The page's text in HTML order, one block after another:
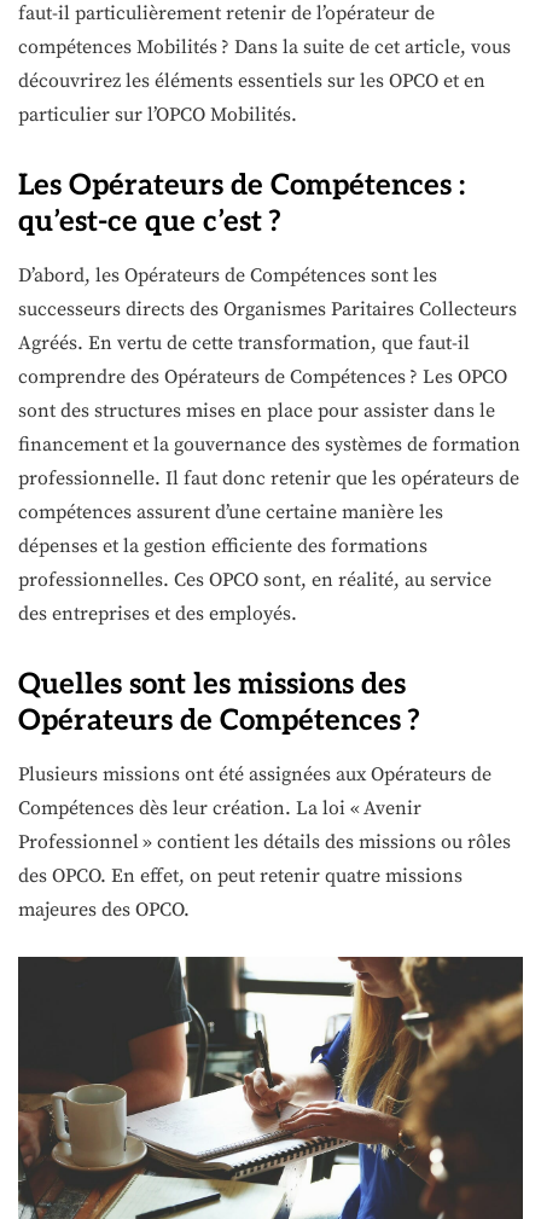
faut-il particulièrement retenir de l’opérateur de
compétences Mobilités ? Dans la suite de cet article, vous
découvrirez les éléments essentiels sur les OPCO et en
particulier sur l’OPCO Mobilités.
Les Opérateurs de Compétences :
qu’est-ce que c’est ?
D’abord, les Opérateurs de Compétences sont les
successeurs directs des Organismes Paritaires Collecteurs
Agréés. En vertu de cette transformation, que faut-il
comprendre des Opérateurs de Compétences ? Les OPCO
sont des structures mises en place pour assister dans le
financement et la gouvernance des systèmes de formation
professionnelle. Il faut donc retenir que les opérateurs de
compétences assurent d’une certaine manière les
dépenses et la gestion efficiente des formations
professionnelles. Ces OPCO sont, en réalité, au service
des entreprises et des employés.
Quelles sont les missions des
Opérateurs de Compétences ?
Plusieurs missions ont été assignées aux Opérateurs de
Compétences dès leur création. La loi « Avenir
Professionnel » contient les détails des missions ou rôles
des OPCO. En effet, on peut retenir quatre missions
majeures des OPCO.